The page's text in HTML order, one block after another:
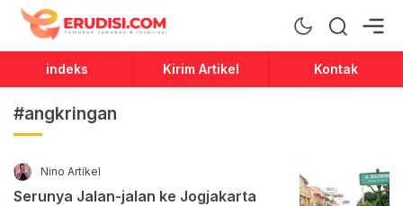
Erudisi
Temukan Jawaban dan Inspirasi
indeks Kirim Artikel Kontak
#angkringan
Nino Artikel
Serunya Jalan-jalan ke Jogjakarta